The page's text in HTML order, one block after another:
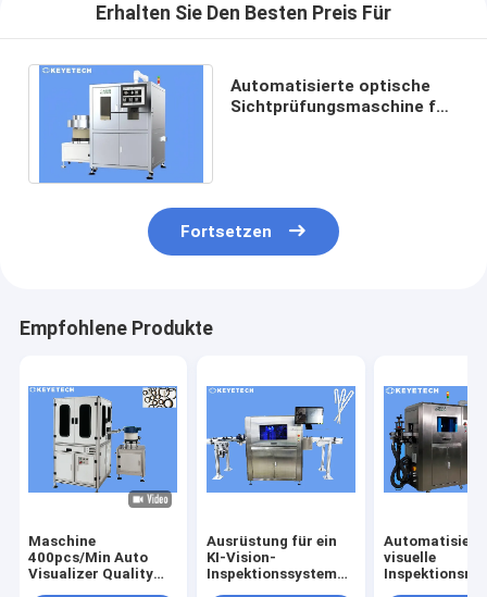
Erhalten Sie Den Besten Preis Für
Automatisierte optische
Sichtprüfungsmaschine für
Fortsetzen
Empfohlene Produkte
Maschine
400pcs/Min Auto
Visualizer Quality
Ausrüstung für ein
KI-Vision-
Inspektionssystem
visuelle